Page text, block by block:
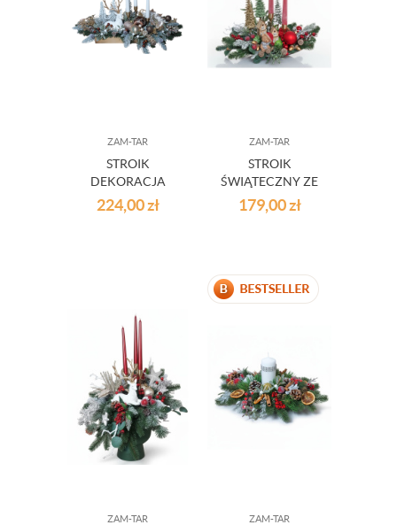
ZAM-TAR
STROIK
DEKORACJA
ŚWIĄTECZNA
BRĄZ ZŁOTY +
224,00zł
ZAM-TAR
STROIK
ŚWIĄTECZNY ZE
ŚWIECAMI I
MISIEM 2515
179,00zł
ZAM-TAR ZAM-TAR